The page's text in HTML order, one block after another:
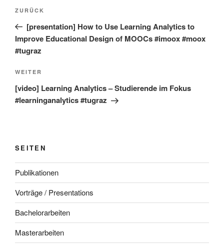
Beitragsnavigation
Vorheriger
Beitrag
ZURÜCK
[presentation] How to Use Learning Analytics to
Improve Educational Design of MOOCs #imoox #moox
#tugraz
Nächster
Beitrag
WEITER
[video] Learning Analytics – Studierende im Fokus
#learninganalytics #tugraz
SEITEN
Publikationen
Vorträge / Presentations
Bachelorarbeiten
Masterarbeiten